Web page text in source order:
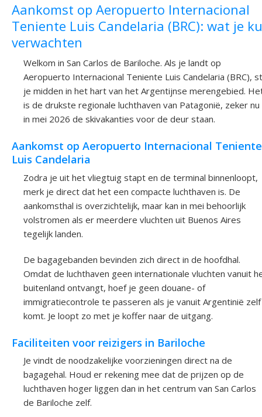
Aankomst op Aeropuerto Internacional
Teniente Luis Candelaria (BRC): wat je
verwachten
Welkom in San Carlos de Bariloche. Als je landt op
Aeropuerto Internacional Teniente Luis Candelaria (BRC),
je midden in het hart van het Argentijnse merengebied.
is de drukste regionale luchthaven van Patagonië, zeker nu
in mei 2026 de skivakanties voor de deur staan.
Aankomst op Aeropuerto Internacional Teniente
Luis Candelaria
Zodra je uit het vliegtuig stapt en de terminal binnenloopt,
merk je direct dat het een compacte luchthaven is. De
aankomsthal is overzichtelijk, maar kan in mei behoorlijk
volstromen als er meerdere vluchten uit Buenos Aires
tegelijk landen.
De bagagebanden bevinden zich direct in de hoofdhal.
Omdat de luchthaven geen internationale vluchten vanuit
buitenland ontvangt, hoef je geen douane- of
immigratiecontrole te passeren als je vanuit Argentinië zelf
komt. Je loopt zo met je koffer naar de uitgang.
Faciliteiten voor reizigers in Bariloche
Je vindt de noodzakelijke voorzieningen direct na de
bagagehal. Houd er rekening mee dat de prijzen op de
luchthaven hoger liggen dan in het centrum van San Carlos
de Bariloche zelf.